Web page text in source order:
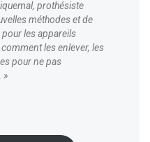
prothésiste
méthodes et de
les appareils
les enlever, les
pour ne pas
»